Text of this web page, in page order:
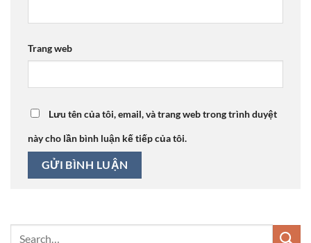
Trang web
Lưu tên của tôi, email, và trang web trong trình duyệt
này cho lần bình luận kế tiếp của tôi.